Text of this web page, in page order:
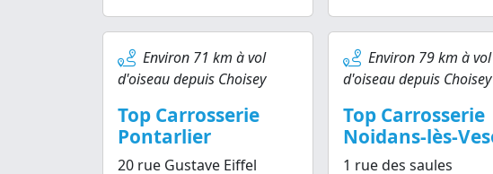
Environ 71 km à vol
d'oiseau depuis Choisey
Top Carrosserie
Pontarlier
20 rue Gustave Eiffel
Environ 79 km à vol
d'oiseau depuis Choisey
Top Carrosserie
Noidans-lès-
1 rue des saules